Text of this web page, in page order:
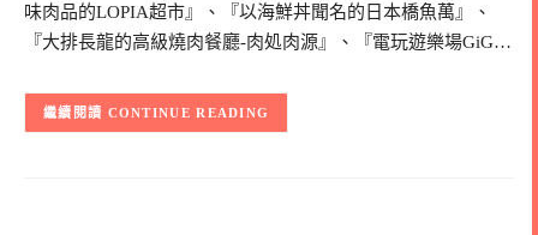
味肉品的LOPIA超市』、『以海鮮丼聞名的日本橋魚萬』、
『大排長龍的高級燒肉餐廳-肉処肉源』、『電玩遊樂場GiG…
CONTINUE READING